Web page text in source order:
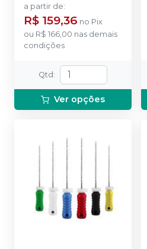
a partir de:
R$ 159,36 no Pix
ou R$ 166,00 nas demais
condições
Qtd :
Ver opções